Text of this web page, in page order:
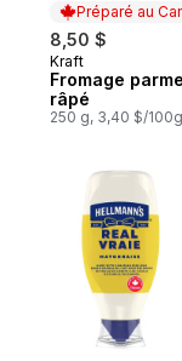
Préparé au
8,50 $
Préparé au
Kraft
Fromage
râpé
250 g, 3,40 $/100g